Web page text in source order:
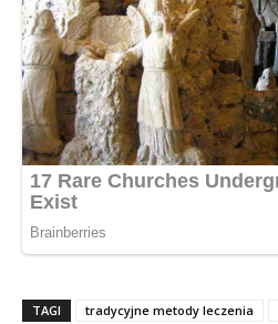
TAGI tradycyjne metody leczenia